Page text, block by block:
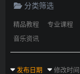
分类筛选
精品教程 专业课程
音乐资讯
发布日期 修改时间